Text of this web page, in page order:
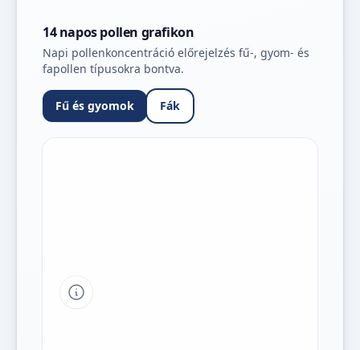
14 napos pollen grafikon
Napi pollenkoncentráció előrejelzés fű-, gyom- és
fapollen típusokra bontva.
Fű és gyomok Fák
Tipp a grafikon jelmagyarázatához